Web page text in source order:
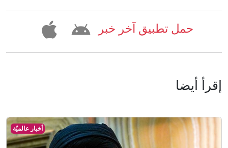
حمل تطبيق آخر خبر
إقرأ أيضا
أخبار عالميّة